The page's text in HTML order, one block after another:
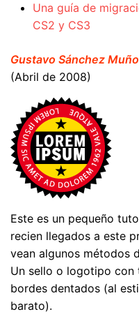
Una guía de
CS2 y CS3
Gustavo Sánchez
(Abril de 2008)
Este es un pequeño
recien llegados a este
vean algunos métodos
Un sello o logotipo con
bordes dentados (al
barato).